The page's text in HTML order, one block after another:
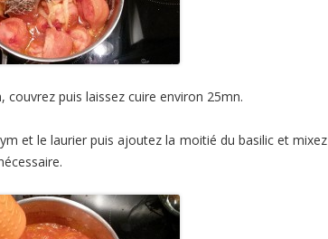
puis laissez cuire environ 25mn.
et le laurier puis ajoutez la moitié du basilic et mixez